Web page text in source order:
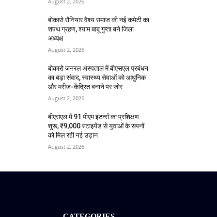
बोकारो रौनियार वैश्य समाज की नई कमेटी का
शपथ ग्रहण, श्याम बाबू गुप्ता बने जिला
अध्यक्ष
August 2, 2026
बोकारो जनरल अस्पताल में बीएसएल प्रबंधन
का बड़ा संवाद, स्वास्थ्य सेवाओं को आधुनिक
और मरीज-केंद्रित बनाने पर जोर
August 2, 2026
बीएसएल में 91 पीएम इंटर्न्स का प्रशिक्षण
शुरू, ₹9,000 स्टाइपेंड से युवाओं के सपनों
को मिल रही नई उड़ान
August 2, 2026